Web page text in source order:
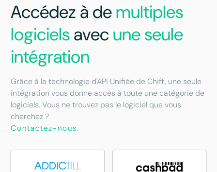
Accédez à demultiples
logicielsavec une seule
intégration
Grâce à la technologie d'API Unifiée de Chift, une seule
intégration vous donne accès à toute une catégorie de
logiciels. Vous ne trouvez pas le logiciel que vous
cherchez ?
Contactez-nous.